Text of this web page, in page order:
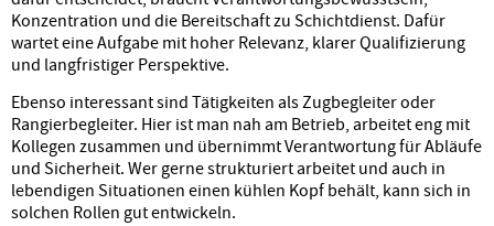
Konzentration und die Bereitschaft zu Schichtdienst. Dafür
wartet eine Aufgabe mit hoher Relevanz, klarer Qualifizierung
und langfristiger Perspektive.
Ebenso interessant sind Tätigkeiten als Zugbegleiter oder
Rangierbegleiter. Hier ist man nah am Betrieb, arbeitet eng mit
Kollegen zusammen und übernimmt Verantwortung für Abläufe
und Sicherheit. Wer gerne strukturiert arbeitet und auch in
lebendigen Situationen einen kühlen Kopf behält, kann sich in
solchen Rollen gut entwickeln.